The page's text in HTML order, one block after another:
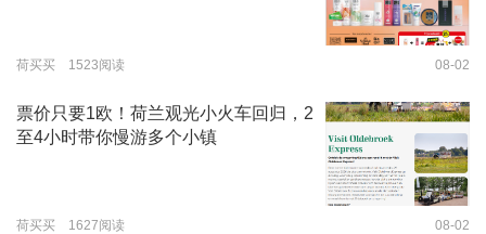
荷买买 1523阅读 08-02
票价只要1欧！荷兰观光小火车回归，2
至4小时带你慢游多个小镇
荷买买 1627阅读 08-02